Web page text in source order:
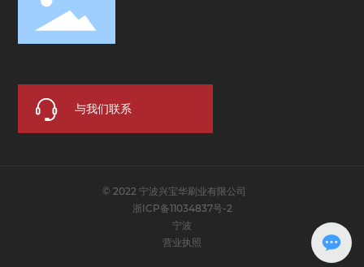
与我们联系
© 2022 宁波兴宝华刷业有限公司
浙ICP备11034837号-2
宁波
营业执照